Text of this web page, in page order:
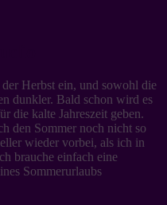
Herbst ein, und sowohl die
dunkler. Bald schon wird es
die kalte Jahreszeit geben.
den Sommer noch nicht so
wieder vorbei, als ich in
brauche einfach eine
Sommerurlaubs